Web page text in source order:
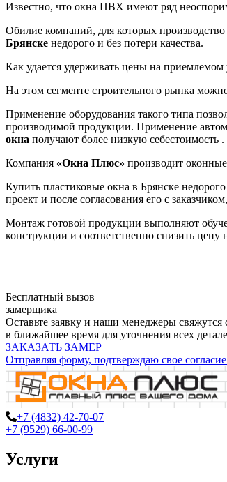
Известно, что окна ПВХ имеют ряд
Обилие компаний, для которых производство
Брянске недорого и без потери качества.
Как удается удерживать цены на приемлемом
На этом сегменте строительного рынка
Применение оборудования такого типа
производимой продукции. Применение
окна получают более низкую себестоимость
Компания «Окна Плюс» производит
Купить пластиковые окна в Брянске
проект и после согласования его с
Монтаж готовой продукции выполняют
конструкции и соответственно снизить цену
Бесплатный вызов
замерщика
Оставьте заявку и наши менеджеры свяжутся
в ближайшее время для уточнения всех
ЗАКАЗАТЬ ЗАМЕР
Отправляя форму, подтверждаю свое
+7 (4832) 42-70-07
+7 (9529) 66-00-99
Услуги